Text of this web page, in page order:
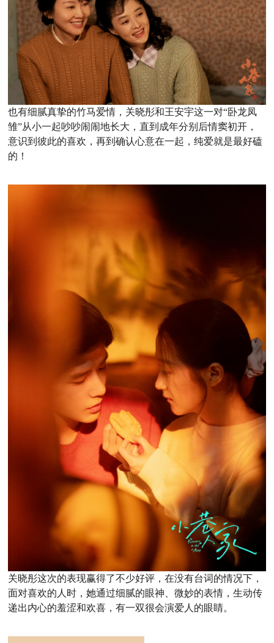
也有细腻真挚的竹马爱情，关晓彤和王安宇这一对“卧龙凤
雏”从小一起吵吵闹闹地长大，直到成年分别后情窦初开，
意识到彼此的喜欢，再到确认心意在一起，纯爱就是最好磕
的！
关晓彤这次的表现赢得了不少好评，在没有台词的情况下，
面对喜欢的人时，她通过细腻的眼神、微妙的表情，生动传
递出内心的羞涩和欢喜，有一双很会演爱人的眼睛。